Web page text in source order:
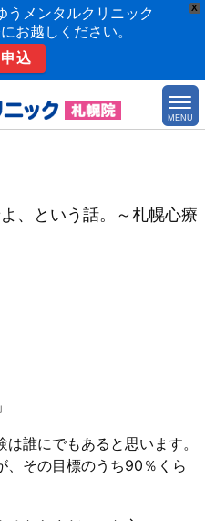
X
うメンタルクリニック
お越しください。
込
MENU
、という話。～札幌心療
誰にでもあると思います。
、その目標のうち90％くら